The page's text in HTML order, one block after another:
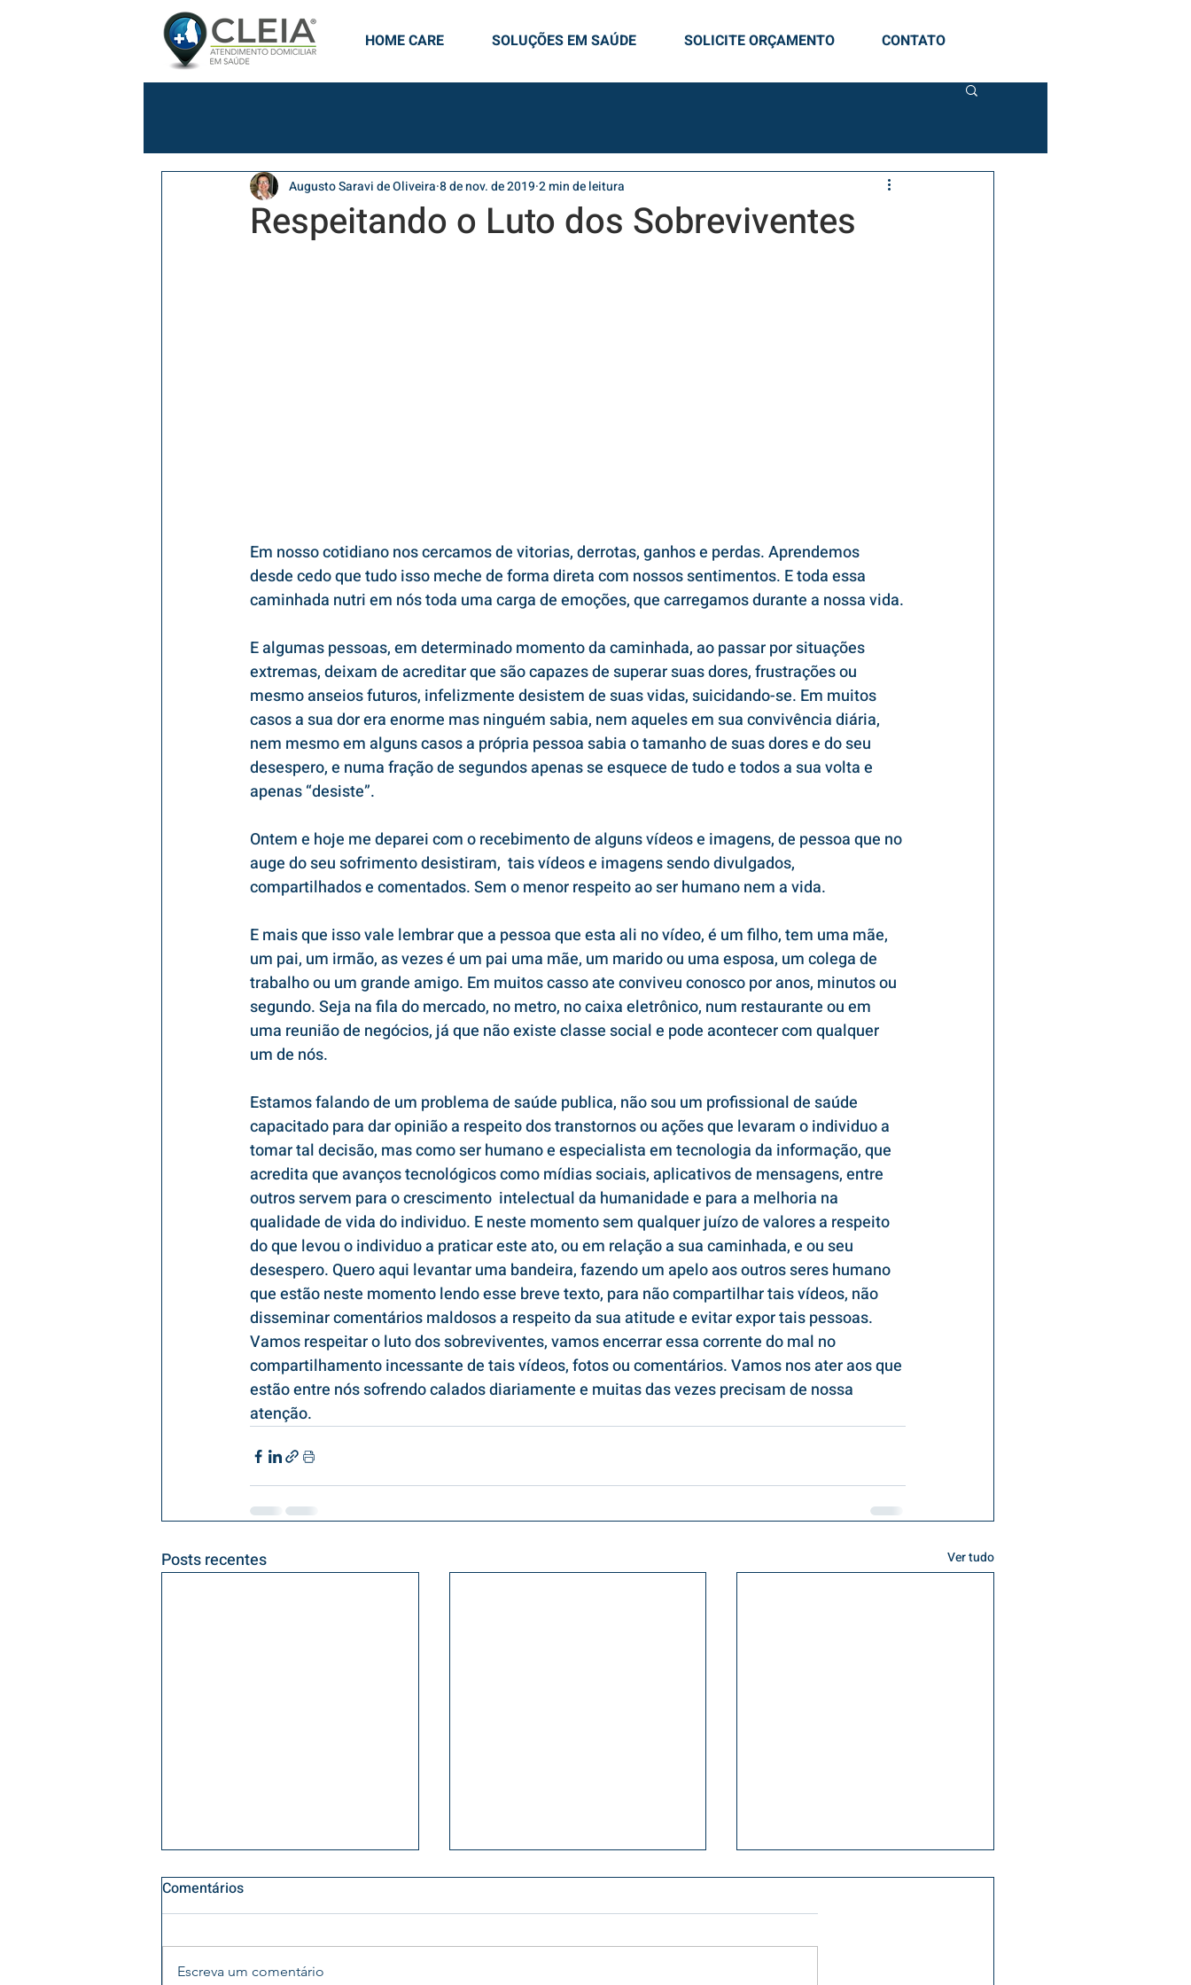
HOME CARE SOLUÇÕES EM SAÚDE SOLICITE ORÇAMENTO CONTATO
Respeitando o Luto dos Sobreviventes
Augusto Saravi de Oliveira 8 de nov. de 2019 2 min de leitura
Em nosso cotidiano nos cercamos de vitorias, derrotas, ganhos e perdas. Aprendemos
desde cedo que tudo isso meche de forma direta com nossos sentimentos. E toda essa
caminhada nutri em nós toda uma carga de emoções, que carregamos durante a nossa vida.
E algumas pessoas, em determinado momento da caminhada, ao passar por situações
extremas, deixam de acreditar que são capazes de superar suas dores, frustrações ou
mesmo anseios futuros, infelizmente desistem de suas vidas, suicidando-se. Em muitos
casos a sua dor era enorme mas ninguém sabia, nem aqueles em sua convivência diária,
nem mesmo em alguns casos a própria pessoa sabia o tamanho de suas dores e do seu
desespero, e numa fração de segundos apenas se esquece de tudo e todos a sua volta e
apenas “desiste”.
Ontem e hoje me deparei com o recebimento de alguns vídeos e imagens, de pessoa que no
auge do seu sofrimento desistiram,  tais vídeos e imagens sendo divulgados,
compartilhados e comentados. Sem o menor respeito ao ser humano nem a vida.
E mais que isso vale lembrar que a pessoa que esta ali no vídeo, é um filho, tem uma mãe,
um pai, um irmão, as vezes é um pai uma mãe, um marido ou uma esposa, um colega de
trabalho ou um grande amigo. Em muitos casso ate conviveu conosco por anos, minutos ou
segundo. Seja na fila do mercado, no metro, no caixa eletrônico, num restaurante ou em
uma reunião de negócios, já que não existe classe social e pode acontecer com qualquer
um de nós.
Estamos falando de um problema de saúde publica, não sou um profissional de saúde
capacitado para dar opinião a respeito dos transtornos ou ações que levaram o individuo a
tomar tal decisão, mas como ser humano e especialista em tecnologia da informação, que
acredita que avanços tecnológicos como mídias sociais, aplicativos de mensagens, entre
outros servem para o crescimento  intelectual da humanidade e para a melhoria na
qualidade de vida do individuo. E neste momento sem qualquer juízo de valores a respeito
do que levou o individuo a praticar este ato, ou em relação a sua caminhada, e ou seu
desespero. Quero aqui levantar uma bandeira, fazendo um apelo aos outros seres humano
que estão neste momento lendo esse breve texto, para não compartilhar tais vídeos, não
disseminar comentários maldosos a respeito da sua atitude e evitar expor tais pessoas.
Vamos respeitar o luto dos sobreviventes, vamos encerrar essa corrente do mal no
compartilhamento incessante de tais vídeos, fotos ou comentários. Vamos nos ater aos que
estão entre nós sofrendo calados diariamente e muitas das vezes precisam de nossa
atenção.
Posts recentes Ver tudo
Comentários
Escreva um comentário